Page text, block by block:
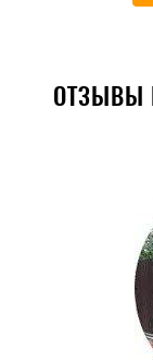
ОТЗЫВЫ